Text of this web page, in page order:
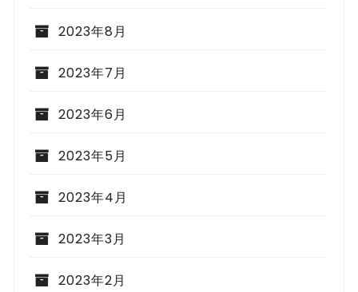
2023年8月
2023年7月
2023年6月
2023年5月
2023年4月
2023年3月
2023年2月